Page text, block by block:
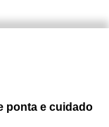
ponta e cuidado